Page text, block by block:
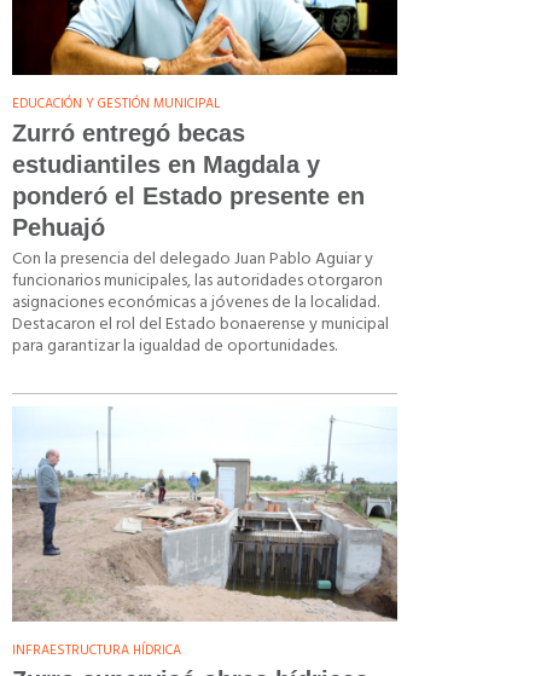
EDUCACIÓN Y GESTIÓN MUNICIPAL
Zurró entregó becas
estudiantiles en Magdala y
ponderó el Estado presente en
Pehuajó
Con la presencia del delegado Juan Pablo Aguiar y
funcionarios municipales, las autoridades otorgaron
asignaciones económicas a jóvenes de la localidad.
Destacaron el rol del Estado bonaerense y municipal
para garantizar la igualdad de oportunidades.
INFRAESTRUCTURA HÍDRICA